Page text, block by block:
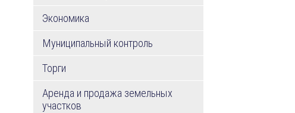
Экономика
Муниципальный контроль
Торги
Аренда и продажа земельных
участков